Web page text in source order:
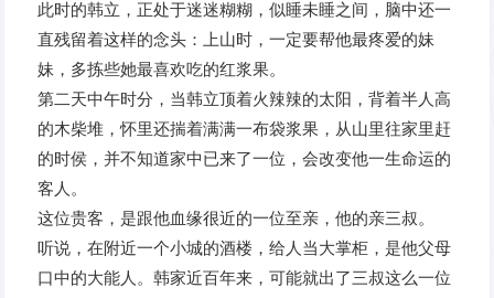
此时的韩立，正处于迷迷糊糊，似睡未睡之间，脑中还一
直残留着这样的念头：上山时，一定要帮他最疼爱的妹
妹，多拣些她最喜欢吃的红浆果。
第二天中午时分，当韩立顶着火辣辣的太阳，背着半人高
的木柴堆，怀里还揣着满满一布袋浆果，从山里往家里赶
的时侯，并不知道家中已来了一位，会改变他一生命运的
客人。
这位贵客，是跟他血缘很近的一位至亲，他的亲三叔。
听说，在附近一个小城的酒楼，给人当大掌柜，是他父母
口中的大能人。韩家近百年来，可能就出了三叔这么一位